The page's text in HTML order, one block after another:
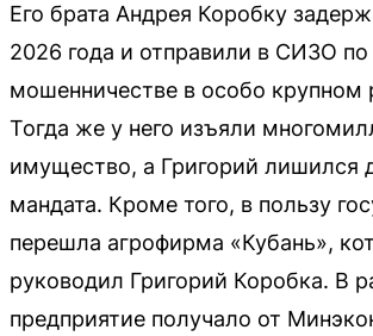
Его брата Андрея Коробку
2026 года и отправили в СИЗО
мошенничестве в особо крупном
Тогда же у него изъяли
имущество, а Григорий лишился
мандата. Кроме того, в пользу
перешла агрофирма «Кубань»,
руководил Григорий Коробка. В
предприятие получало от